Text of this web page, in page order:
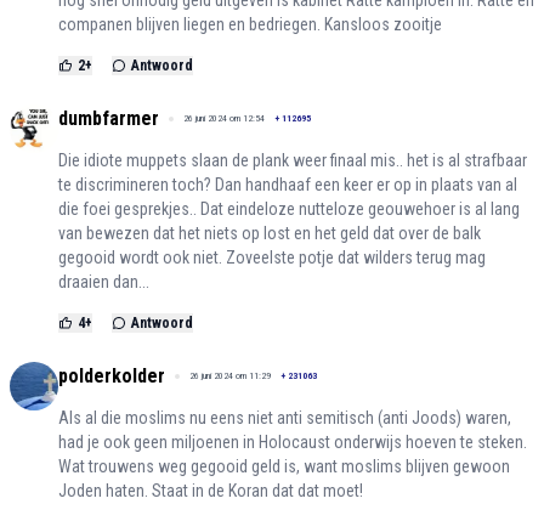
companen blijven liegen en bedriegen. Kansloos zooitje
2+ Antwoord
dumbfarmer 26 juni 2024 om 12:54 + 112695
Die idiote muppets slaan de plank weer finaal mis.. het is al strafbaar
te discrimineren toch? Dan handhaaf een keer er op in plaats van al
die foei gesprekjes.. Dat eindeloze nutteloze geouwehoer is al lang
van bewezen dat het niets op lost en het geld dat over de balk
gegooid wordt ook niet. Zoveelste potje dat wilders terug mag
draaien dan...
4+ Antwoord
polderkolder 26 juni 2024 om 11:29 + 231063
Als al die moslims nu eens niet anti semitisch (anti Joods) waren,
had je ook geen miljoenen in Holocaust onderwijs hoeven te steken.
Wat trouwens weg gegooid geld is, want moslims blijven gewoon
Joden haten. Staat in de Koran dat dat moet!